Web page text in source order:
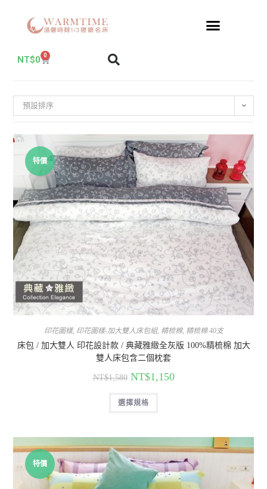
NT$0 0
預設排序
特價
印花圖樣, 印花圖樣-加大雙人床包組, 精梳棉, 精梳棉 40支
床包 / 加大雙人 印花設計款 / 典藏雅緻全灰版 100%精梳棉 加大
雙人床包含二個枕套
NT$1,580 NT$1,150
選擇規格
特價